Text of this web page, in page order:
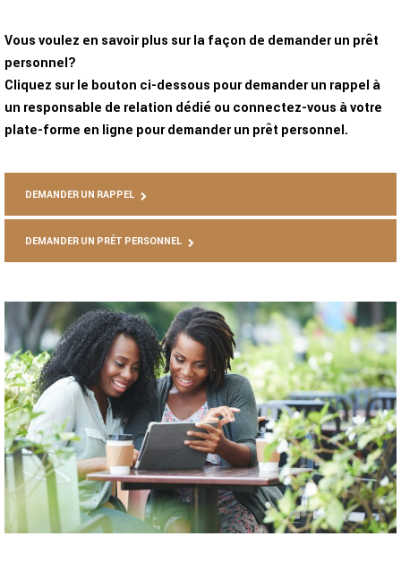
Vous voulez en savoir plus sur la façon de demander un prêt
personnel?
Cliquez sur le bouton ci-dessous pour demander un rappel à
un responsable de relation dédié ou connectez-vous à votre
plate-forme en ligne pour demander un prêt personnel.
DEMANDER UN RAPPEL
DEMANDER UN PRÊT PERSONNEL